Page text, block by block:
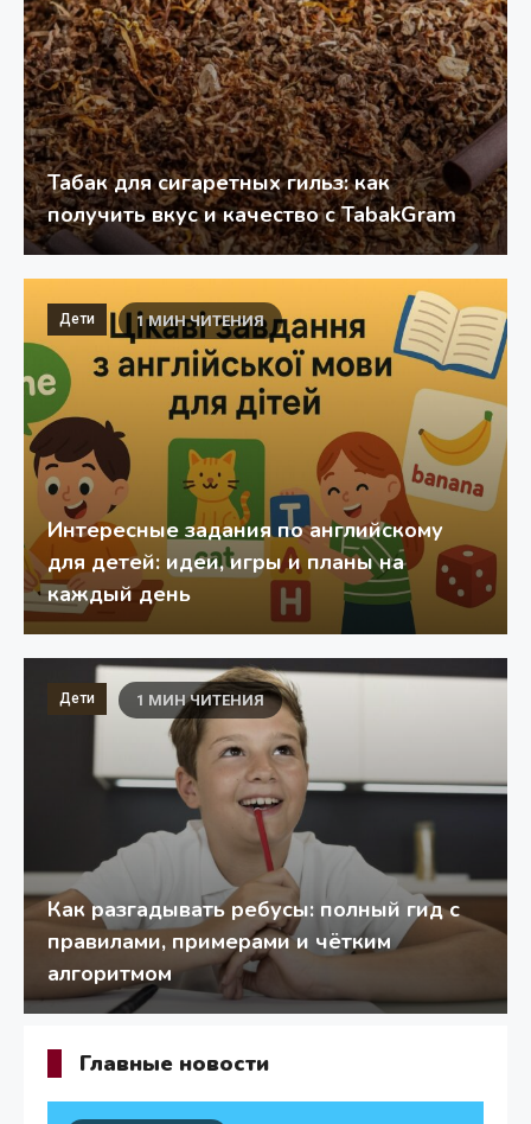
Табак для сигаретных гильз: как
получить вкус и качество с TabakGram
Дети 1 МИН ЧИТЕНИЯ
Интересные задания по английскому
для детей: идеи, игры и планы на
каждый день
Дети 1 МИН ЧИТЕНИЯ
Как разгадывать ребусы: полный гид с
правилами, примерами и чётким
алгоритмом
Главные новости